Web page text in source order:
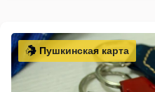
Пушкинская карта